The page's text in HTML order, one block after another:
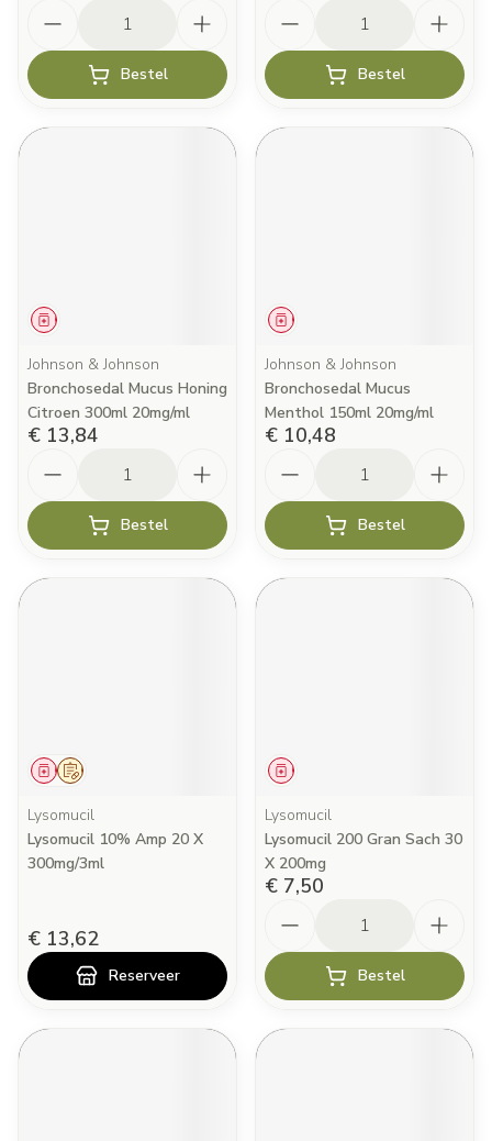
Bestel Bestel
Geneesmiddel
Johnson & Johnson
Bronchosedal Mucus Honing
Citroen 300ml 20mg/ml
€ 13,84
Bestel
Geneesmiddel
Johnson & Johnson
Bronchosedal Mucus
Menthol 150ml 20mg/ml
€ 10,48
Bestel
Op voorschrift
Geneesmiddel
Lysomucil
Lysomucil 10% Amp 20 X
300mg/3ml
€ 13,62
Reserveer
Geneesmiddel
Lysomucil
Lysomucil 200 Gran Sach 30
X 200mg
€ 7,50
Bestel